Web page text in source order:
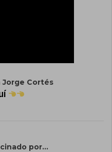
Jorge Cortés
por...